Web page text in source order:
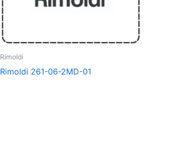
Rimoldi
Rimoldi 261-06-2MD-01